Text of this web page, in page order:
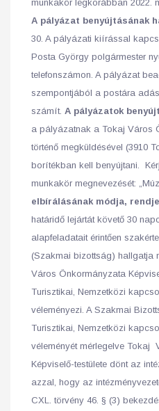
munkakör legkorábban 2022.
A pályázat benyújtásának
30. A pályázati kiírással
Posta György polgármester
telefonszámon. A pályázat
szempontjából a postára
számít. A pályázatok
a pályázatnak a Tokaj Város
történő megküldésével (3910
borítékban kell benyújtani.
munkakör megnevezését:
elbírálásának módja,
határidő lejártát követő 30
alapfeladatait érintően
(Szakmai bizottság) hallgatja
Város Önkormányzata
Turisztikai, Nemzetközi
véleményezi. A Szakmai
Turisztikai, Nemzetközi
véleményét mérlegelve Tokaj
Képviselő-testülete dönt az
azzal, hogy az
CXL. törvény 46. § (3)